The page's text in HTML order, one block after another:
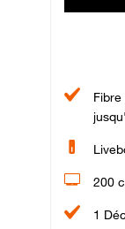
200
1